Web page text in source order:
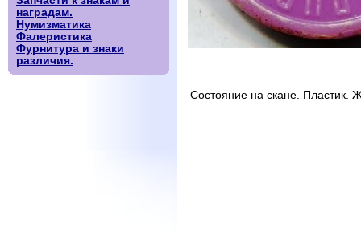
наградам.
Нумизматика
Фалеристика
Фурнитура и знаки
различия.
Состояние на скане. Пластик.